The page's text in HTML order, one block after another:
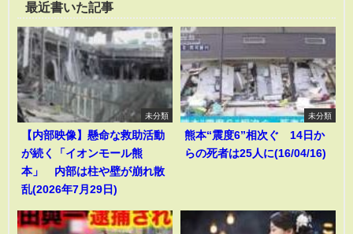
最近書いた記事
未分類
【内部映像】懸命な救助活動
が続く「イオンモール熊
本」 内部は柱や壁が崩れ散
乱(2026年7月29日)
未分類
熊本“震度6”相次ぐ 14日か
らの死者は25人に(16/04/16)